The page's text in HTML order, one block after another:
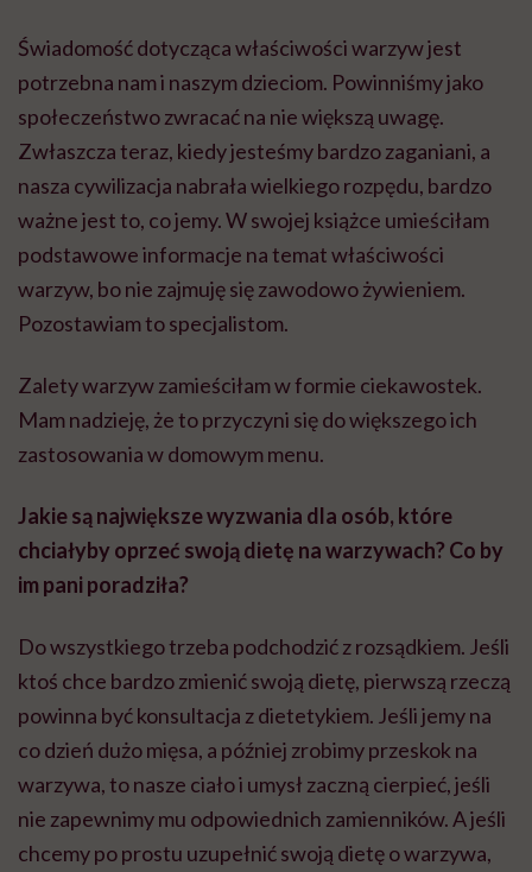
Świadomość dotycząca właściwości warzyw jest
potrzebna nam i naszym dzieciom. Powinniśmy jako
społeczeństwo zwracać na nie większą uwagę.
Zwłaszcza teraz, kiedy jesteśmy bardzo zaganiani, a
nasza cywilizacja nabrała wielkiego rozpędu, bardzo
ważne jest to, co jemy. W swojej książce umieściłam
podstawowe informacje na temat właściwości
warzyw, bo nie zajmuję się zawodowo żywieniem.
Pozostawiam to specjalistom.
Zalety warzyw zamieściłam w formie ciekawostek.
Mam nadzieję, że to przyczyni się do większego ich
zastosowania w domowym menu.
Jakie są największe wyzwania dla osób, które
chciałyby oprzeć swoją dietę na warzywach? Co by
im pani poradziła?
Do wszystkiego trzeba podchodzić z rozsądkiem. Jeśli
ktoś chce bardzo zmienić swoją dietę, pierwszą rzeczą
powinna być konsultacja z dietetykiem. Jeśli jemy na
co dzień dużo mięsa, a później zrobimy przeskok na
warzywa, to nasze ciało i umysł zaczną cierpieć, jeśli
nie zapewnimy mu odpowiednich zamienników. A jeśli
chcemy po prostu uzupełnić swoją dietę o warzywa,